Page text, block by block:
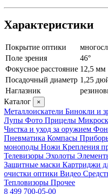
Характеристики
Покрытие оптики
Поле зрения
46°
Фокусное расстояние 12,5 мм
Посадочный диаметр 1,25
Наглазник
Каталог
×
Металлоискатели Бинокли и
Лупы Фото Прицелы
Чистка и уход за оружием
Пневматика Компасы
моноподы Ножи Крепления
Телевизоры Эхолоты
Защитные маски Картриджи
очистки оптики Видео
Тепловизоры Прочее
8 499 700-05-00